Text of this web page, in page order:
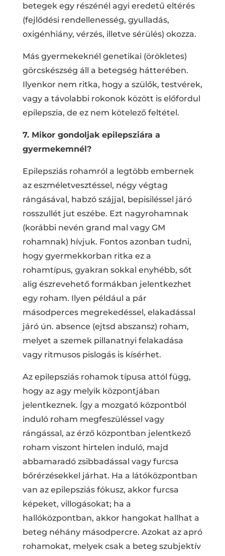
betegek egy részénél agyi eredetű eltérés
(fejlődési rendellenesség, gyulladás,
oxigénhiány, vérzés, illetve sérülés) okozza.
Más gyermekeknél genetikai (örökletes)
görcskészség áll a betegség hátterében.
Ilyenkor nem ritka, hogy a szülők, testvérek,
vagy a távolabbi rokonok között is előfordul
epilepszia, de ez nem kötelező feltétel.
7. Mikor gondoljak epilepsziára a
gyermekemnél?
Epilepsziás rohamról a legtöbb embernek
az eszméletvesztéssel, négy végtag
rángásával, habzó szájjal, bepisiléssel járó
rosszullét jut eszébe. Ezt nagyrohamnak
(korábbi nevén grand mal vagy GM
rohamnak) hívjuk. Fontos azonban tudni,
hogy gyermekkorban ritka ez a
rohamtípus, gyakran sokkal enyhébb, sőt
alig észrevehető formákban jelentkezhet
egy roham. Ilyen például a pár
másodperces megrekedéssel, elakadással
járó ún. absence (ejtsd abszansz) roham,
melyet a szemek pillanatnyi felakadása
vagy ritmusos pislogás is kísérhet.
Az epilepsziás rohamok típusa attól függ,
hogy az agy melyik központjában
jelentkeznek. Így a mozgató központból
induló roham megfeszüléssel vagy
rángással, az érző központban jelentkező
roham viszont hirtelen induló, majd
abbamaradó zsibbadással vagy furcsa
bőrérzésekkel járhat. Ha a látóközpontban
van az epilepsziás fókusz, akkor furcsa
képeket, villogásokat; ha a
hallóközpontban, akkor hangokat hallhat a
beteg néhány másodpercre. Azokat az apró
rohamokat, melyek csak a beteg szubjektív